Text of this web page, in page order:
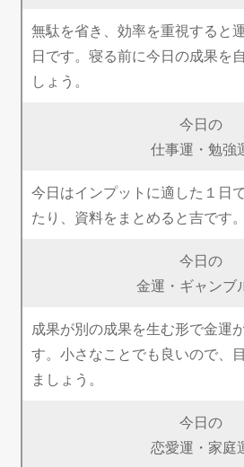
無駄を省き、効率を重視すると
日です。寝る前に今日の成果を
しょう。
今日の
仕事運・勉強
今日はインプットに適した１日
たり、資料をまとめると吉です。
今日の
金運・ギャンブ
成果が別の成果を生む形で金運
す。小さなことでも良いので、
ましょう。
今日の
恋愛運・家庭